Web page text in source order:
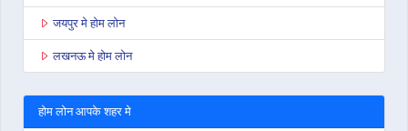
जयपुर मे होम लोन
लखनऊ मे होम लोन
होम लोन आपके शहर मे